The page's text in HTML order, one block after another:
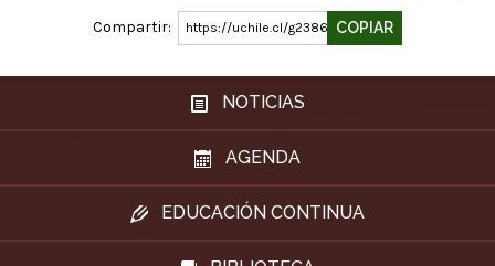
Compartir: https://uchile.cl/g238679COPIAR
NOTICIAS
AGENDA
EDUCACIÓN CONTINUA